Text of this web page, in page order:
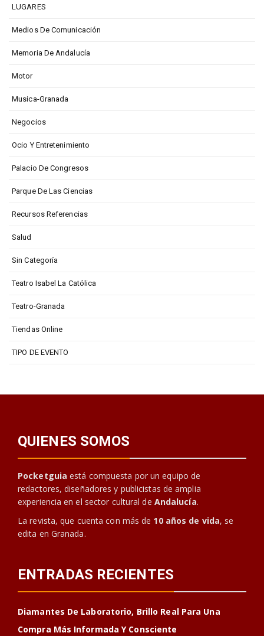
LUGARES
Medios De Comunicación
Memoria De Andalucía
Motor
Musica-Granada
Negocios
Ocio Y Entretenimiento
Palacio De Congresos
Parque De Las Ciencias
Recursos Referencias
Salud
Sin Categoría
Teatro Isabel La Católica
Teatro-Granada
Tiendas Online
TIPO DE EVENTO
QUIENES SOMOS
Pocketguia está compuesta por un equipo de
redactores, diseñadores y publicistas de amplia
experiencia en el sector cultural de Andalucía.
La revista, que cuenta con más de 10 años de vida, se
edita en Granada.
ENTRADAS RECIENTES
Diamantes De Laboratorio, Brillo Real Para Una
Compra Más Informada Y Consciente